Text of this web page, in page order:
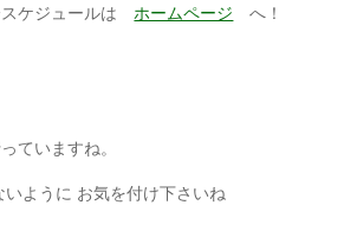
スケジュールはホームページ へ！
ていますね。
ように お気を付け下さいね